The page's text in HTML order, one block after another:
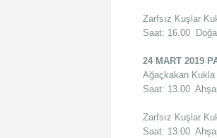
Zarfsız Kuşlar
Saat: 16.00
24 MART 2019
Ağaçkakan
Saat: 13.00
Zarfsız Kuşlar
Saat: 13.00